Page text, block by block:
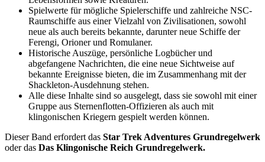
Spielwerte für mögliche Spielerschiffe und zahlreiche NSC-
Raumschiffe aus einer Vielzahl von Zivilisationen, sowohl
neue als auch bereits bekannte, darunter neue Schiffe der
Ferengi, Orioner und Romulaner.
Historische Auszüge, persönliche Logbücher und
abgefangene Nachrichten, die eine neue Sichtweise auf
bekannte Ereignisse bieten, die im Zusammenhang mit der
Shackleton-Ausdehnung stehen.
Alle diese Inhalte sind so ausgelegt, dass sie sowohl mit einer
Gruppe aus Sternenflotten-Offizieren als auch mit
klingonischen Kriegern gespielt werden können.
Dieser Band erfordert das Star Trek Adventures Grundregelwerk
oder das Das Klingonische Reich Grundregelwerk.